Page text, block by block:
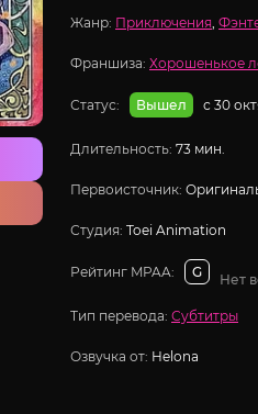
Жанр: Приключения,
Франшиза: Хорошенькое
Статус: Вышел с 30
Длительность: 73 мин.
Первоисточник:
Студия: Toei Animation
Рейтинг MPAA: G Нет
Тип перевода: Субтитры
Озвучка от: Helona